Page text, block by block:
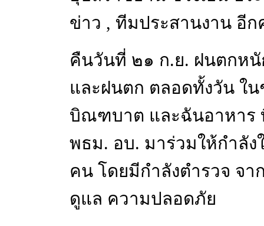
ข่าว , ทีมประสานงาน อีก
คืนวันที่ ๒๑ ก.ย. ฝนตกห
และฝนตก ตลอดทั้งวัน ใ
บิณฑบาต และฉันอาหาร
พธม. อบ. มาร่วมให้กำลั
คน โดยมีกำลังตำรวจ จา
ดูแล ความปลอดภัย